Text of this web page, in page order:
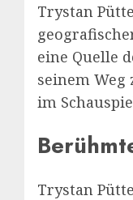
Trystan
eine Quelle
seinem
im
Trystan